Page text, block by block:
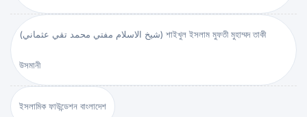
(شيخ الاسلام مفتي محمد تقي عثماني) শাইখুল ইসলাম মুফতী মুহাম্মদ তাকী
উসমানী
ইসলামিক ফাউন্ডেশন বাংলাদেশ